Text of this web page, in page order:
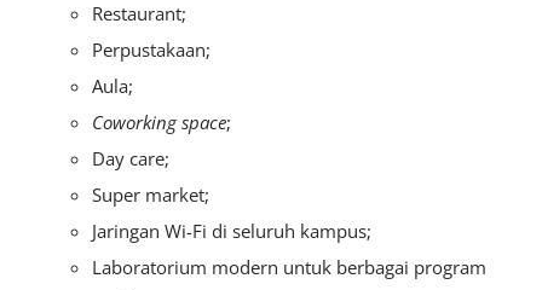
Restaurant;
Perpustakaan;
Aula;
Coworking space;
Day care;
Super market;
Jaringan Wi-Fi di seluruh kampus;
Laboratorium modern untuk berbagai program